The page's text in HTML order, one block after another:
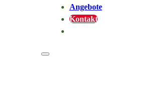
Angebote
Kontakt